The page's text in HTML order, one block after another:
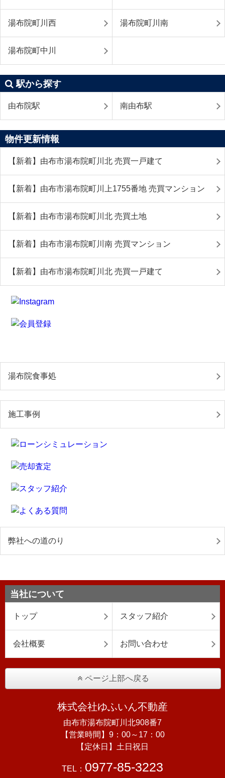
湯布院町川西 湯布院町川南
湯布院町中川
駅から探す
由布院駅 南由布駅
物件更新情報
【新着】由布市湯布院町川北 売買一戸建て
【新着】由布市湯布院町川上1755番地 売買マンション
【新着】由布市湯布院町川北 売買土地
【新着】由布市湯布院町川南 売買マンション
【新着】由布市湯布院町川北 売買一戸建て
湯布院食事処
施工事例
弊社への道のり
当社について
トップ スタッフ紹介
会社概要 お問い合わせ
ページ上部へ戻る
株式会社ゆふいん不動産
由布市湯布院町川北908番7
【営業時間】9：00～17：00
【定休日】土日祝日
TEL： 0977-85-3223